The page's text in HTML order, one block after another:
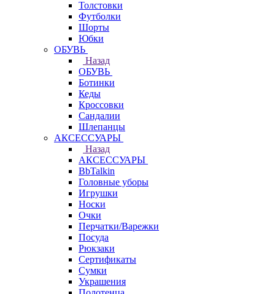
Толстовки
Футболки
Шорты
Юбки
ОБУВЬ
Назад
ОБУВЬ
Ботинки
Кеды
Кроссовки
Сандалии
Шлепанцы
АКСЕССУАРЫ
Назад
АКСЕССУАРЫ
BbTalkin
Головные уборы
Игрушки
Носки
Очки
Перчатки/Варежки
Посуда
Рюкзаки
Сертификаты
Сумки
Украшения